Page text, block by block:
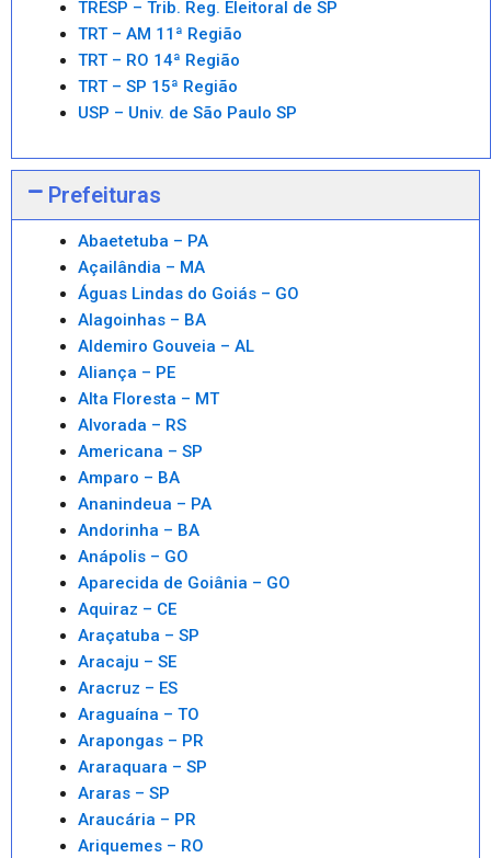
TRESP – Trib. Reg. Eleitoral de SP
TRT – AM 11ª Região
TRT – RO 14ª Região
TRT – SP 15ª Região
USP – Univ. de São Paulo SP
Prefeituras
Abaetetuba – PA
Açailândia – MA
Águas Lindas do Goiás – GO
Alagoinhas – BA
Aldemiro Gouveia – AL
Aliança – PE
Alta Floresta – MT
Alvorada – RS
Americana – SP
Amparo – BA
Ananindeua – PA
Andorinha – BA
Anápolis – GO
Aparecida de Goiânia – GO
Aquiraz – CE
Araçatuba – SP
Aracaju – SE
Aracruz – ES
Araguaína – TO
Arapongas – PR
Araraquara – SP
Araras – SP
Araucária – PR
Ariquemes – RO